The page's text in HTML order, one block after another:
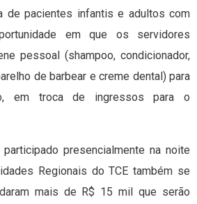
de pacientes infantis e adultos com
em que os servidores
pessoal (shampoo, condicionador,
de barbear e creme dental) para
em troca de ingressos para o
presencialmente na noite
Regionais do TCE também se
mais de R$ 15 mil que serão